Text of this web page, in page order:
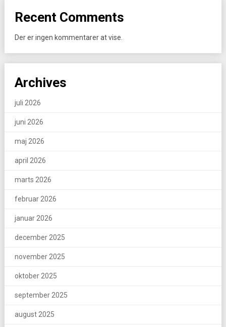
Recent Comments
Der er ingen kommentarer at vise.
Archives
juli 2026
juni 2026
maj 2026
april 2026
marts 2026
februar 2026
januar 2026
december 2025
november 2025
oktober 2025
september 2025
august 2025